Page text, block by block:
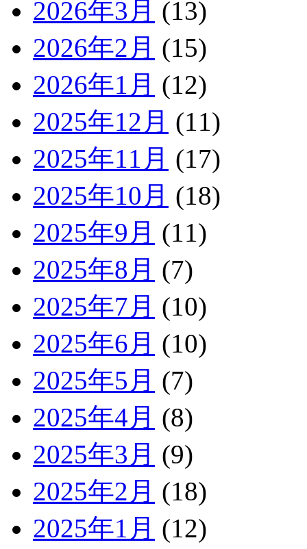
2026年3月 (13)
2026年2月 (15)
2026年1月 (12)
2025年12月 (11)
2025年11月 (17)
2025年10月 (18)
2025年9月 (11)
2025年8月 (7)
2025年7月 (10)
2025年6月 (10)
2025年5月 (7)
2025年4月 (8)
2025年3月 (9)
2025年2月 (18)
2025年1月 (12)